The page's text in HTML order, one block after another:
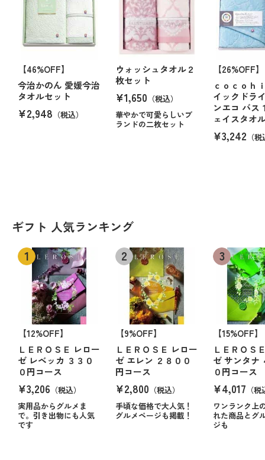
【46%OFF】
今治かのん 愛媛今治
タオルセット
¥2,948 （税込）
ウォッシュタオル２
枚セット
¥1,650 （税込）
華やかで可愛らしいブ
ランドの二枚セット
【26%OFF】
ｃｏｃｏｈ
イックドラ
ンエコ バス
ェイスタオ
¥3,242 （
ギフト 人気ランキング
【12%OFF】
ＬＥＲＯＳＥ レロー
ゼ レベッカ ３３０
０円コース
¥3,206 （税込）
実用品からグルメま
で。引き出物にも人気
です
【9%OFF】
ＬＥＲＯＳＥ レロー
ゼ エレン ２８００
円コース
¥2,800 （税込）
手頃な価格で大人気！
グルメページも掲載！
【15%OFF】
ＬＥＲＯＳ
ゼ サンタナ
０円コース
¥4,017 （
ワンランク上
れた商品とグ
ジも